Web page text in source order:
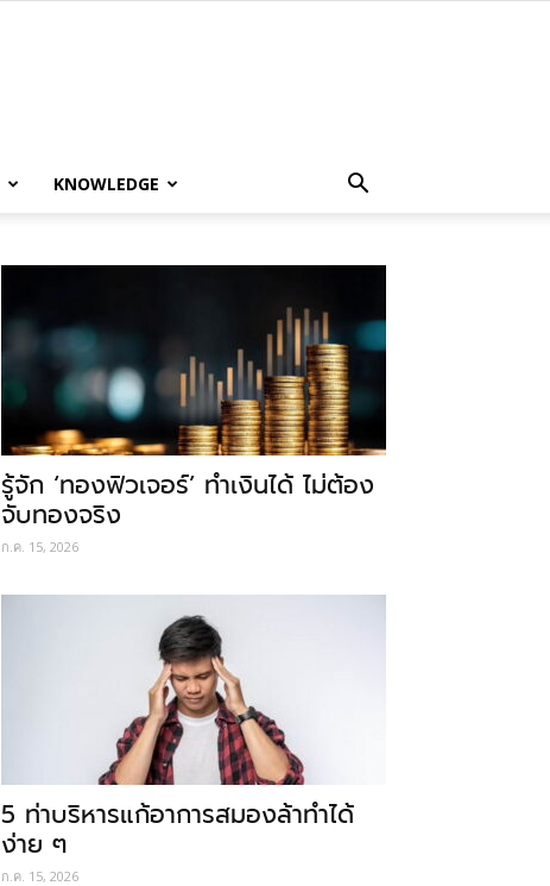
KNOWLEDGE
รู้จัก ‘ทองฟิวเจอร์’ ทำเงินได้ ไม่ต้อง
จับทองจริง
ก.ค. 15, 2026
5 ท่าบริหารแก้อาการสมองล้าทำได้
ง่าย ๆ
ก.ค. 15, 2026